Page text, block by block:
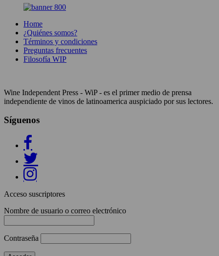
Home
¿Quiénes somos?
Términos y condiciones
Preguntas frecuentes
Filosofía WIP
Wine Independent Press - WiP - es el primer medio de prensa
independiente de vinos de latinoamerica auspiciado por sus lectores.
Síguenos
Acceso suscriptores
Nombre de usuario o correo electrónico
Contraseña